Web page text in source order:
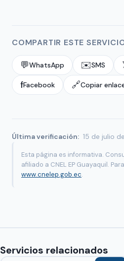
COMPARTIR ESTE
💬WhatsApp ✉️SMS
fFacebook 🔗Copiar
Última verificación: 15 de julio
Esta página es informativa.
afiliado a CNEL EP Guayaquil.
www.cnelep.gob.ec.
Servicios relacionados